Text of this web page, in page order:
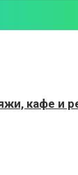
кафе и